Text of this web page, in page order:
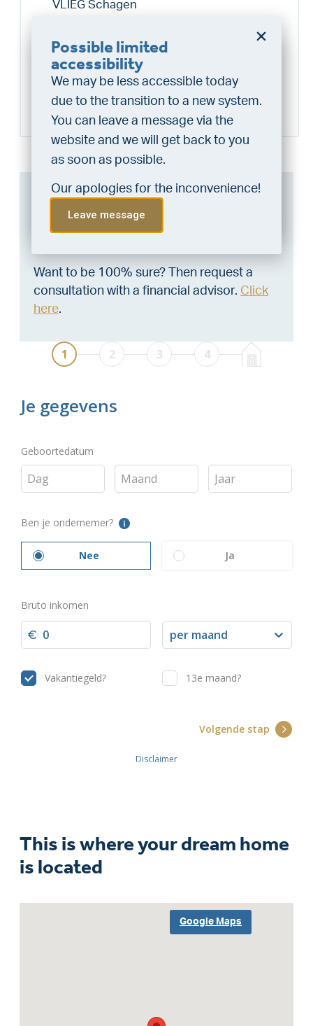
VLIEG Schagen
schagen@vlieg.nl
Schedule a visit
Can I afford this house?
Through this tool you calculate it within 1
Want to be 100% sure? Then request a
consultation with a financial advisor. Click
here.
This is where your dream home
is located
Google Maps
Do you want a better
chance at being assigned a
home?
Do the financing check and get
“priority” allocation. As an exclusive
service, VLIEG Mortgages offers
Do the check!
Possible limited
accessibility
We may be less accessible today
due to the transition to a new system.
You can leave a message via the
website and we will get back to you
as soon as possible.
Our apologies for the inconvenience!
Leave message